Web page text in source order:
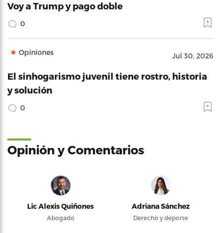
Voy a Trump y pago doble
0
Opiniones Jul 30, 2026
El sinhogarismo juvenil tiene rostro, historia
y solución
0
Opinión y Comentarios
Lic Alexis Quiñones
Abogado
Adriana Sánchez
Derecho y deporte